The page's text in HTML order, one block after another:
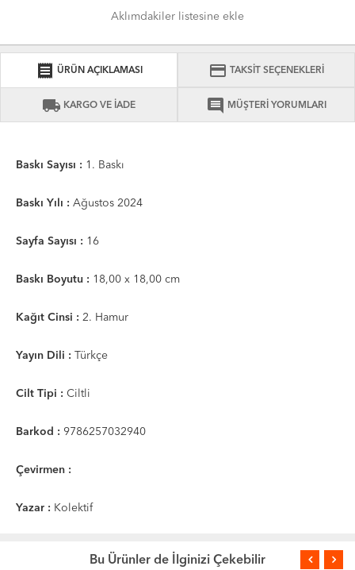
Aklımdakiler listesine ekle
receipt ÜRÜN AÇIKLAMASI credit_card TAKSİT SEÇENEKLERİ
local_shipping KARGO VE İADE comment MÜŞTERİ YORUMLARI
Baskı Sayısı : 1. Baskı
Baskı Yılı : Ağustos 2024
Sayfa Sayısı : 16
Baskı Boyutu : 18,00 x 18,00 cm
Kağıt Cinsi : 2. Hamur
Yayın Dili : Türkçe
Cilt Tipi : Ciltli
Barkod : 9786257032940
Çevirmen :
Yazar : Kolektif
Bu Ürünler de İlginizi Çekebilir